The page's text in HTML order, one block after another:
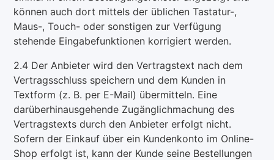
können auch dort mittels der üblichen Tastatur-,
Maus-, Touch- oder sonstigen zur Verfügung
stehende Eingabefunktionen korrigiert werden.
2.4 Der Anbieter wird den Vertragstext nach dem
Vertragsschluss speichern und dem Kunden in
Textform (z. B. per E-Mail) übermitteln. Eine
darüberhinausgehende Zugänglichmachung des
Vertragstexts durch den Anbieter erfolgt nicht.
Sofern der Einkauf über ein Kundenkonto im Online-
Shop erfolgt ist, kann der Kunde seine Bestellungen